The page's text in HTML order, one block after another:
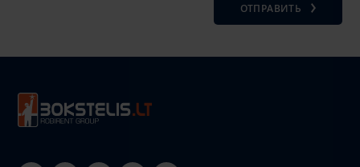
ОТПРАВИТЬ